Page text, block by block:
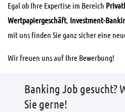
Egal ob Ihre Expertise im Bereich
Wertpapiergeschäft, Investment-
mit uns finden Sie ganz sicher eine
Wir freuen uns auf Ihre Bewerbung!
Banking Job gesucht?
Sie gerne!